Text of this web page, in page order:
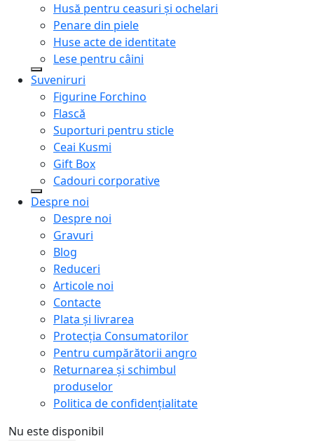
Husă pentru ceasuri și ochelari
Penare din piele
Huse acte de identitate
Lese pentru câini
Suveniruri
Figurine Forchino
Flască
Suporturi pentru sticle
Ceai Kusmi
Gift Box
Cadouri corporative
Despre noi
Despre noi
Gravuri
Blog
Reduceri
Articole noi
Contacte
Plata și livrarea
Protecţia Consumatorilor
Pentru cumpărătorii angro
Returnarea și schimbul
produselor
Politica de confidențialitate
Nu este disponibil